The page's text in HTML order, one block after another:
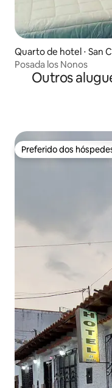
Quarto de hotel ⋅ San
Posada los Nonos
Outros
Preferido dos
Preferido dos